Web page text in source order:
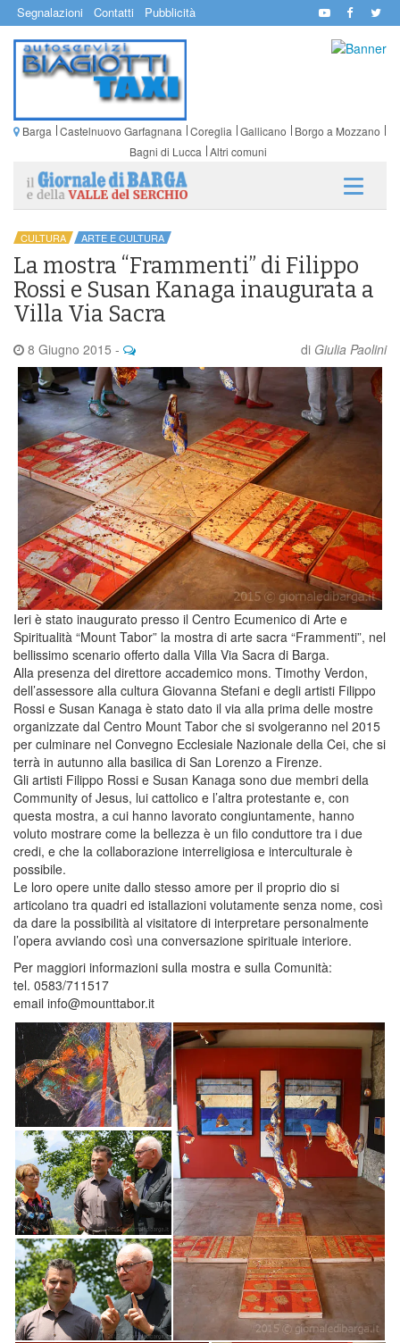
Segnalazioni Contatti Pubblicità
Barga Castelnuovo Garfagnana Coreglia Gallicano
Borgo a Mozzano
Bagni di Lucca Altri comuni
CULTURA ARTE E CULTURA
La mostra “Frammenti” di Filippo
Rossi e Susan Kanaga inaugurata a
Villa Via Sacra
8 Giugno 2015 - di Giulia Paolini
Ieri è stato inaugurato presso il Centro Ecumenico di Arte e
Spiritualità “Mount Tabor” la mostra di arte sacra “Frammenti”, nel
bellissimo scenario offerto dalla Villa Via Sacra di Barga.
Alla presenza del direttore accademico mons. Timothy Verdon,
dell’assessore alla cultura Giovanna Stefani e degli artisti Filippo
Rossi e Susan Kanaga è stato dato il via alla prima delle mostre
organizzate dal Centro Mount Tabor che si svolgeranno nel 2015
per culminare nel Convegno Ecclesiale Nazionale della Cei, che si
terrà in autunno alla basilica di San Lorenzo a Firenze.
Gli artisti Filippo Rossi e Susan Kanaga sono due membri della
Community of Jesus, lui cattolico e l’altra protestante e, con
questa mostra, a cui hanno lavorato congiuntamente, hanno
voluto mostrare come la bellezza è un filo conduttore tra i due
credi, e che la collaborazione interreligiosa e interculturale è
possibile.
Le loro opere unite dallo stesso amore per il proprio dio si
articolano tra quadri ed istallazioni volutamente senza nome, così
da dare la possibilità al visitatore di interpretare personalmente
l’opera avviando così una conversazione spirituale interiore.
Per maggiori informazioni sulla mostra e sulla Comunità:
tel. 0583/711517
email info@mounttabor.it